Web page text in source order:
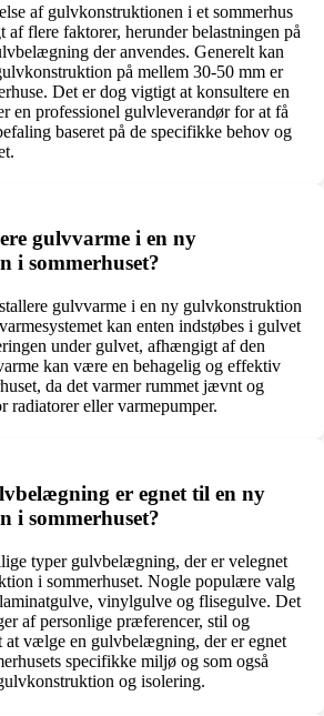
af gulvkonstruktionen i et sommerhus
flere faktorer, herunder belastningen på
der anvendes. Generelt kan
på mellem 30-50 mm er
Det er dog vigtigt at konsultere en
en professionel gulvleverandør for at få
baseret på de specifikke behov og
gulvvarme i en ny
i sommerhuset?
gulvvarme i en ny gulvkonstruktion
kan enten indstøbes i gulvet
under gulvet, afhængigt af den
kan være en behagelig og effektiv
da det varmer rummet jævnt og
radiatorer eller varmepumper.
er egnet til en ny
i sommerhuset?
typer gulvbelægning, der er velegnet
i sommerhuset. Nogle populære valg
vinylgulve og flisegulve. Det
af personlige præferencer, stil og
at vælge en gulvbelægning, der er egnet
specifikke miljø og som også
og isolering.